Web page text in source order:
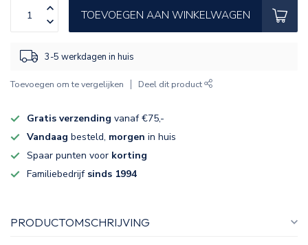
TOEVOEGEN AAN WINKELWAGEN
3-5 werkdagen in huis
Toevoegen om te vergelijken Deel dit product
Gratis verzending vanaf €75,-
Vandaag besteld, morgen in huis
Spaar punten voor korting
Familiebedrijf sinds 1994
PRODUCTOMSCHRIJVING